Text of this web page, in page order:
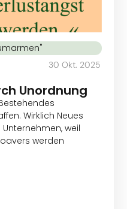
30 Okt. 2025
Unordnung
Wirklich Neues
weil
werden